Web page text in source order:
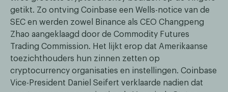
getikt. Zo ontving Coinbase een Wells-notice van de
SEC en werden zowel Binance als CEO Changpeng
Zhao aangeklaagd door de Commodity Futures
Trading Commission. Het lijkt erop dat Amerikaanse
toezichthouders hun zinnen zetten op
cryptocurrency organisaties en instellingen. Coinbase
Vice-President Daniel Seifert verklaarde nadien dat